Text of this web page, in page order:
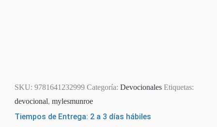
SKU: 9781641232999 Categoría: Devocionales Etiquetas:
devocional, mylesmunroe
Tiempos de Entrega: 2 a 3 días hábiles